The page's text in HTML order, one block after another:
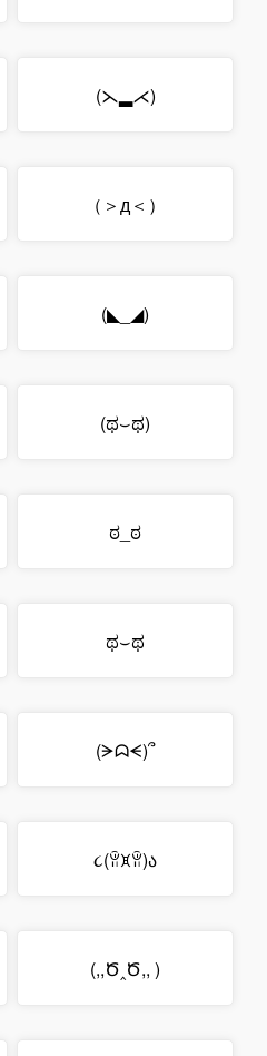
(⋋▂⋌)
（＞д＜）
(◣_◢)
(ಥ⌣ಥ)
ಠ_ಠ
ಥ⌣ಥ
(ᗒᗣᗕ)՞
૮(ꂧꁞꂧ)ა
(,,Ծ‸Ծ,, )